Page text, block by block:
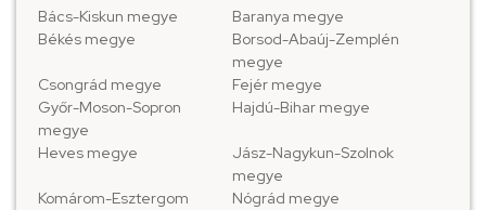
Bács-Kiskun megye
Baranya megye
Békés megye
Borsod-Abaúj-Zemplén
megye
Csongrád megye
Fejér megye
Győr-Moson-Sopron
megye
Hajdú-Bihar megye
Heves megye
Jász-Nagykun-Szolnok
megye
Komárom-Esztergom
Nógrád megye